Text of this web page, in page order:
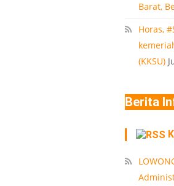
Barat,
Horas,
(KKSU)
Berita